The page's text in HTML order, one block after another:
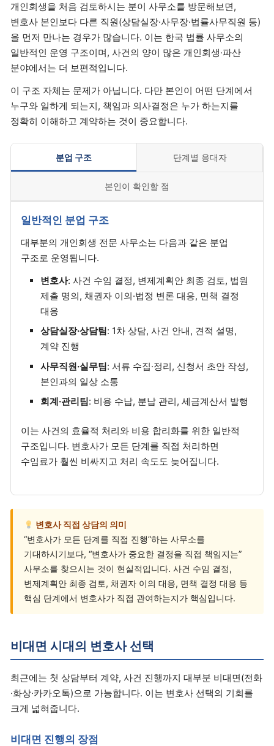
개인회생을 처음 검토하시는 분이 사무소를 방문해보면,
변호사 본인보다 다른 직원(상담실장·사무장·법률사무직원 등)
을 먼저 만나는 경우가 많습니다. 이는 한국 법률 사무소의
일반적인 운영 구조이며, 사건의 양이 많은 개인회생·파산
분야에서는 더 보편적입니다.
이 구조 자체는 문제가 아닙니다. 다만 본인이 어떤 단계에서
누구와 일하게 되는지, 책임과 의사결정은 누가 하는지를
정확히 이해하고 계약하는 것이 중요합니다.
분업 구조 단계별 응대자
본인이 확인할 점
일반적인 분업 구조
대부분의 개인회생 전문 사무소는 다음과 같은 분업
구조로 운영됩니다.
변호사: 사건 수임 결정, 변제계획안 최종 검토, 법원
제출 명의, 채권자 이의·법정 변론 대응, 면책 결정
대응
상담실장·상담팀: 1차 상담, 사건 안내, 견적 설명,
계약 진행
사무직원·실무팀: 서류 수집·정리, 신청서 초안 작성,
본인과의 일상 소통
회계·관리팀: 비용 수납, 분납 관리, 세금계산서 발행
이는 사건의 효율적 처리와 비용 합리화를 위한 일반적
구조입니다. 변호사가 모든 단계를 직접 처리하면
수임료가 훨씬 비싸지고 처리 속도도 늦어집니다.
변호사 직접 상담의 의미
“변호사가 모든 단계를 직접 진행”하는 사무소를
기대하시기보다, “변호사가 중요한 결정을 직접 책임지는”
사무소를 찾으시는 것이 현실적입니다. 사건 수임 결정,
변제계획안 최종 검토, 채권자 이의 대응, 면책 결정 대응 등
핵심 단계에서 변호사가 직접 관여하는지가 핵심입니다.
비대면 시대의 변호사 선택
최근에는 첫 상담부터 계약, 사건 진행까지 대부분 비대면(전화
·화상·카카오톡)으로 가능합니다. 이는 변호사 선택의 기회를
크게 넓혀줍니다.
비대면 진행의 장점